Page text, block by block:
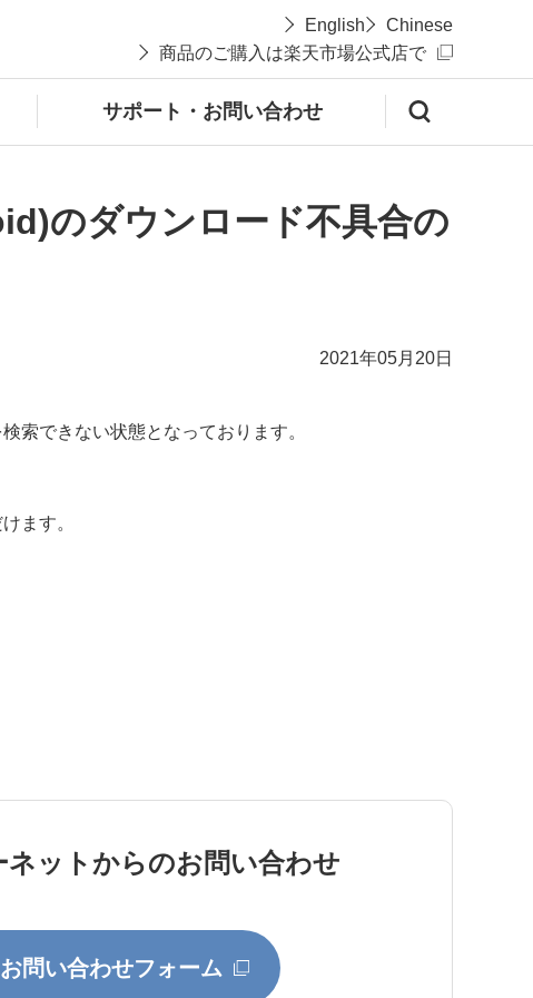
English
Chinese
商品のご購入は楽天市場公式店で
サポート・お問い合わせ
のダウンロード不具合の
2021年05月20日
索できない状態となっております。
ます。
ネットからのお問い合わせ
お問い合わせフォーム